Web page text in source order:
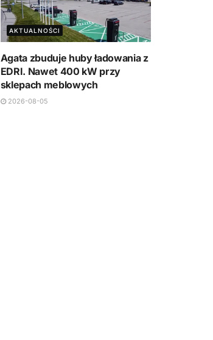
AKTUALNOŚCI
Agata zbuduje huby ładowania z
EDRI. Nawet 400 kW przy
sklepach meblowych
2026-08-05